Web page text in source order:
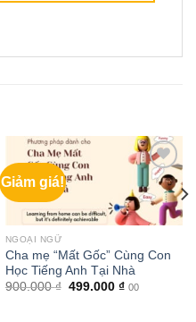
Giảm giá!
NGOẠI NGỮ
Cha mẹ “Mất Gốc” Cùng Con
Học Tiếng Anh Tại Nhà
900.000₫ Giá
499.000 ₫Giá
00